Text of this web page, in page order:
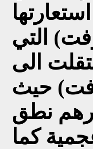
التي
الى
حيث
نطق
كما